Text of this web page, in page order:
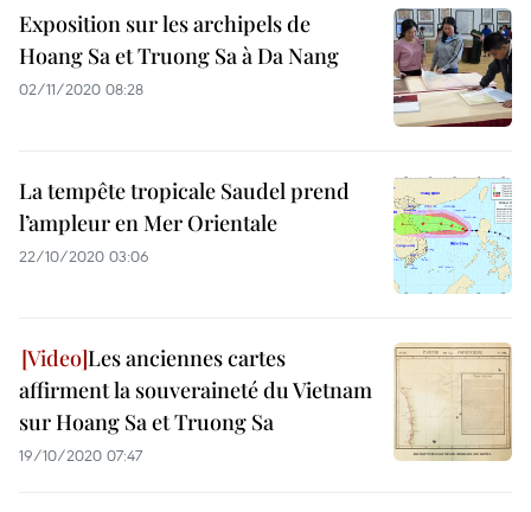
Exposition sur les archipels de
Hoang Sa et Truong Sa à Da Nang
02/11/2020 08:28
La tempête tropicale Saudel prend
l’ampleur en Mer Orientale
22/10/2020 03:06
Les anciennes cartes
affirment la souveraineté du Vietnam
sur Hoang Sa et Truong Sa
19/10/2020 07:47